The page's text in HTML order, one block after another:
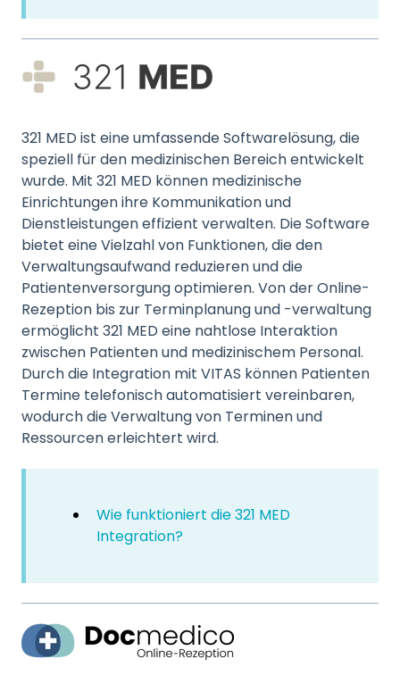
321 MED ist eine umfassende Softwarelösung, die
speziell für den medizinischen Bereich entwickelt
wurde. Mit 321 MED können medizinische
Einrichtungen ihre Kommunikation und
Dienstleistungen effizient verwalten. Die Software
bietet eine Vielzahl von Funktionen, die den
Verwaltungsaufwand reduzieren und die
Patientenversorgung optimieren. Von der Online-
Rezeption bis zur Terminplanung und -verwaltung
ermöglicht 321 MED eine nahtlose Interaktion
zwischen Patienten und medizinischem Personal.
Durch die Integration mit VITAS können Patienten
Termine telefonisch automatisiert vereinbaren,
wodurch die Verwaltung von Terminen und
Ressourcen erleichtert wird.
Wie funktioniert die 321 MED
Integration?